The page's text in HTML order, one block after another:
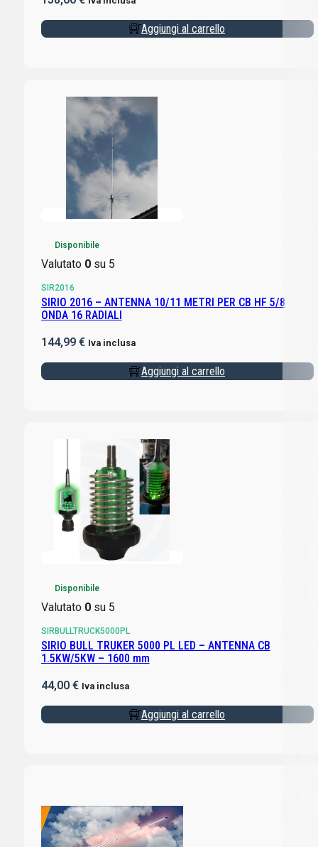
Aggiungi al carrello
Disponibile
Valutato 0su 5
SIR2016
SIRIO 2016 – ANTENNA 10/11 METRI PER CB HF 5/8
ONDA 16 RADIALI
144,99 € Iva inclusa
Aggiungi al carrello
Disponibile
Valutato 0su 5
SIRBULLTRUCK5000PL
SIRIO BULL TRUKER 5000 PL LED – ANTENNA CB
1.5KW/5KW – 1600 mm
44,00 € Iva inclusa
Aggiungi al carrello